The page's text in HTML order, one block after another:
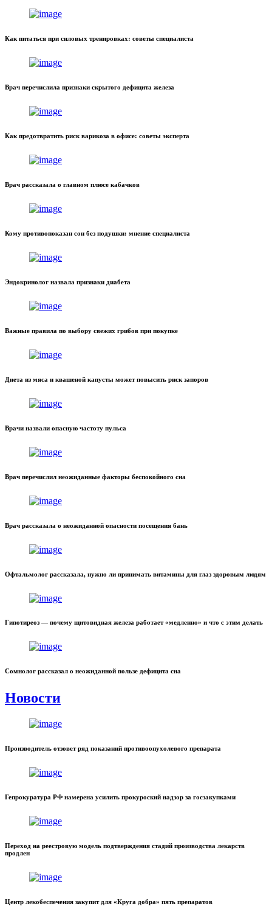
Как питаться при силовых тренировках: советы специалиста
Врач перечислила признаки скрытого дефицита железа
Как предотвратить риск варикоза в офисе: советы эксперта
Врач рассказала о главном плюсе кабачков
Кому противопоказан сон без подушки: мнение специалиста
Эндокринолог назвала признаки диабета
Важные правила по выбору свежих грибов при покупке
Диета из мяса и квашеной капусты может повысить риск запоров
Врачи назвали опасную частоту пульса
Врач перечислил неожиданные факторы беспокойного сна
Врач рассказала о неожиданной опасности посещения бань
Офтальмолог рассказала, нужно ли принимать витамины для глаз здоровым людям
Гипотиреоз — почему щитовидная железа работает «медленно» и что с этим делать
Сомнолог рассказал о неожиданной пользе дефицита сна
Новости
Производитель отзовет ряд показаний противоопухолевого препарата
Гепрокуратура РФ намерена усилить прокуроский надзор за госзакупками
Переход на реестровую модель подтверждения стадий производства лекарств
продлен
Центр лекобеспечения закупит для «Круга добра» пять препаратов